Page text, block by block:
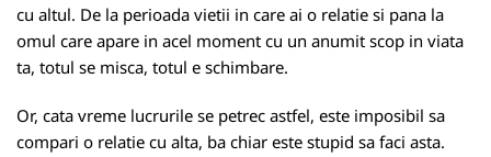
cu altul. De la perioada vietii in care ai o relatie si pana la
omul care apare in acel moment cu un anumit scop in viata
ta, totul se misca, totul e schimbare.
Or, cata vreme lucrurile se petrec astfel, este imposibil sa
compari o relatie cu alta, ba chiar este stupid sa faci asta.